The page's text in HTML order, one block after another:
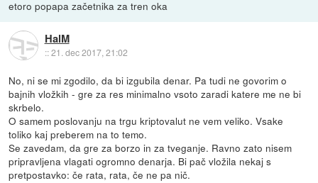
etoro popapa začetnika za tren oka
HalM
::21. dec 2017, 21:02
No, ni se mi zgodilo, da bi izgubila denar. Pa tudi ne govorim o
bajnih vložkih - gre za res minimalno vsoto zaradi katere me ne bi
skrbelo.
O samem poslovanju na trgu kriptovalut ne vem veliko. Vsake
toliko kaj preberem na to temo.
Se zavedam, da gre za borzo in za tveganje. Ravno zato nisem
pripravljena vlagati ogromno denarja. Bi pač vložila nekaj s
pretpostavko: če rata, rata, če ne pa nič.